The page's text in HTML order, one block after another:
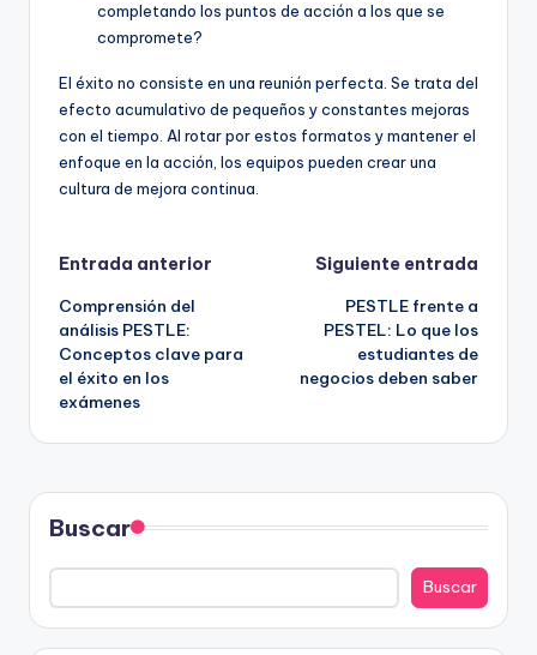
completando los puntos de acción a los que se
compromete?
El éxito no consiste en una reunión perfecta. Se trata del
efecto acumulativo de pequeños y constantes mejoras
con el tiempo. Al rotar por estos formatos y mantener el
enfoque en la acción, los equipos pueden crear una
cultura de mejora continua.
Navegación
de
entradas
Entrada anterior
Comprensión del
análisis PESTLE:
Conceptos clave para
el éxito en los
exámenes
Siguiente entrada
PESTLE frente a
PESTEL: Lo que los
estudiantes de
negocios deben saber
Buscar
Buscar